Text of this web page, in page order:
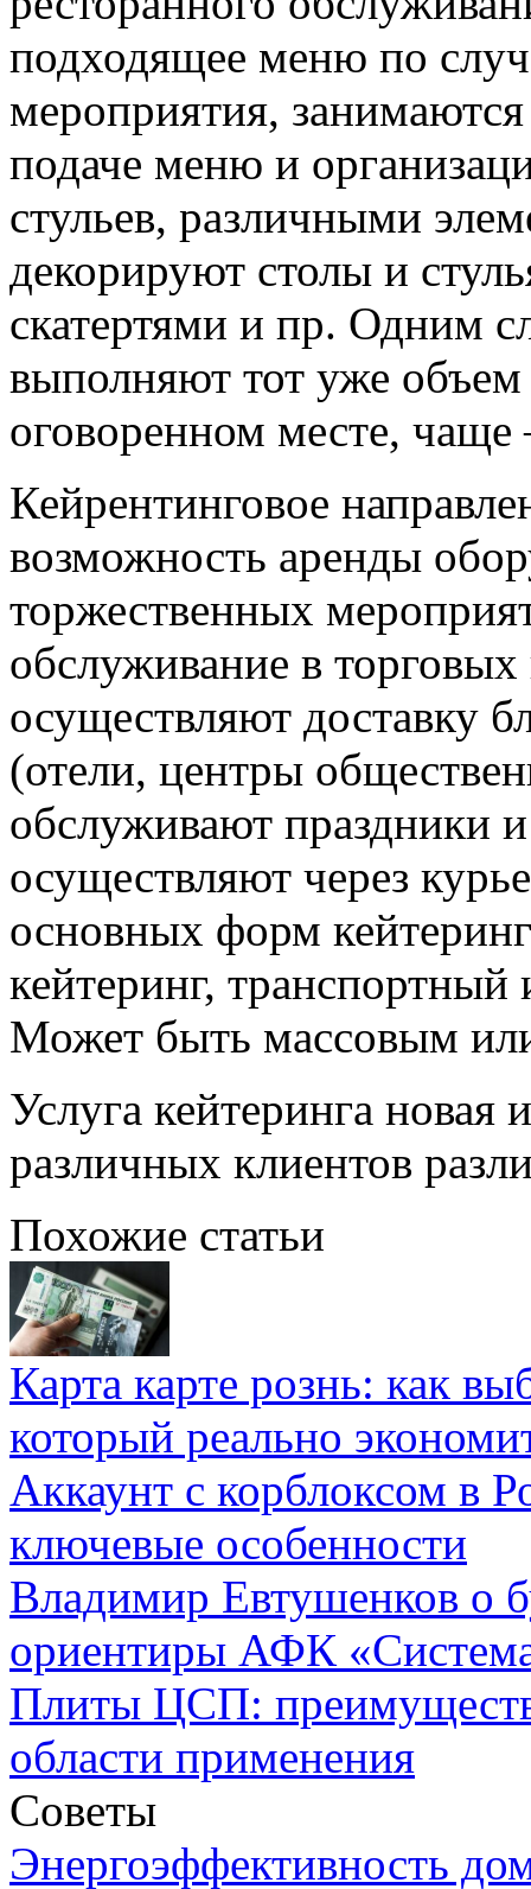
подходящее меню по
мероприятия,
подаче меню и
стульев, различными
декорируют столы и
скатертями и пр. Одним
выполняют тот уже объем
оговоренном месте, чаще
Кейрентинговое
возможность аренды
торжественных
обслуживание в
осуществляют доставку
(отели, центры
обслуживают праздники
осуществляют через
основных форм
кейтеринг,
Может быть массовым
Услуга кейтеринга новая
различных клиентов
Похожие статьи
Карта карте рознь: как
который реально
Аккаунт с корблоксом в
ключевые особенности
Владимир Евтушенков о
ориентиры АФК
Плиты ЦСП:
области применения
Советы
Энергоэффективность